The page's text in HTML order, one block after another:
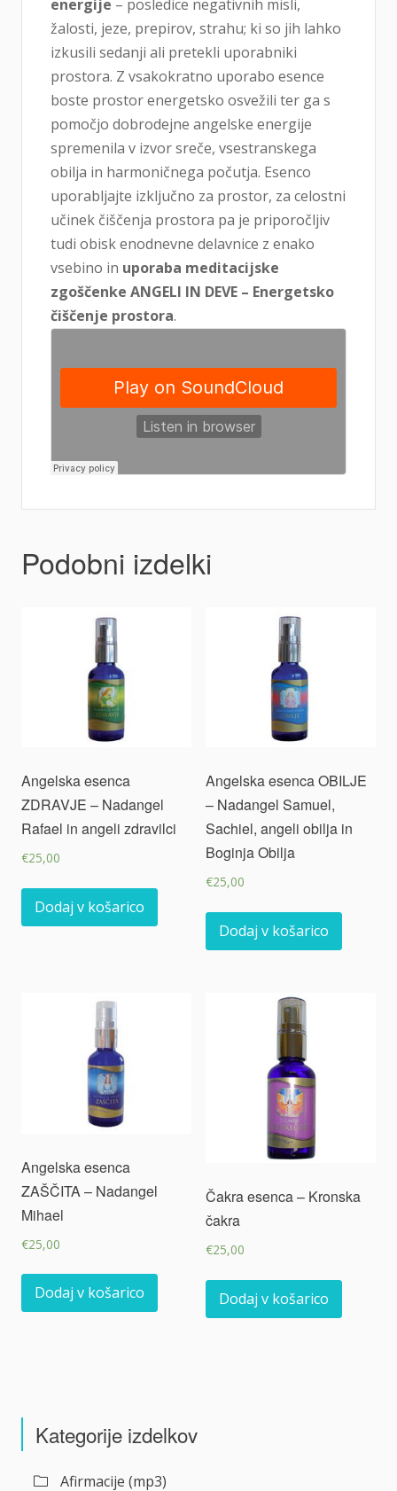
energije – posledice negativnih misli,
žalosti, jeze, prepirov, strahu; ki so jih lahko
izkusili sedanji ali pretekli uporabniki
prostora. Z vsakokratno uporabo esence
boste prostor energetsko osvežili ter ga s
pomočjo dobrodejne angelske energije
spremenila v izvor sreče, vsestranskega
obilja in harmoničnega počutja. Esenco
uporabljajte izključno za prostor, za celostni
učinek čiščenja prostora pa je priporočljiv
tudi obisk enodnevne delavnice z enako
vsebino in uporaba meditacijske
zgoščenke ANGELI IN DEVE – Energetsko
čiščenje prostora.
Podobni izdelki
Angelska esenca
ZDRAVJE – Nadangel
Rafael in angeli zdravilci
€25,00
Dodaj v košarico
Angelska esenca OBILJE
– Nadangel Samuel,
Sachiel, angeli obilja in
Boginja Obilja
€25,00
Dodaj v košarico
Angelska esenca
ZAŠČITA – Nadangel
Mihael
€25,00
Dodaj v košarico
Čakra esenca – Kronska
čakra
€25,00
Dodaj v košarico
Kategorije izdelkov
Afirmacije (mp3)